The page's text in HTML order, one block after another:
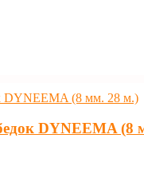
DYNEEMA (8